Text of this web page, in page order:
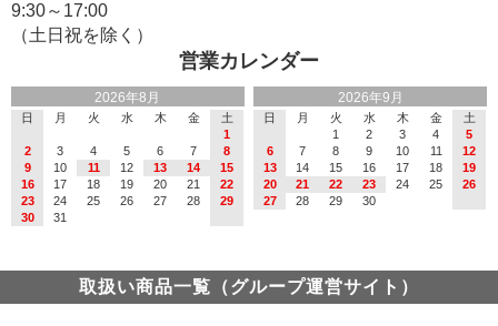
営業カレンダー
2026年8月
日 月 火 水 木 金
土
1
2
3 4 5 6 7
8
9
10 11 12 13 14
15
16
17 18 19 20 21
22
23
24 25 26 27 28
29
30
31
2026年9月
日 月 火 水 木 金
土
1
2 3 4
5
6
7 8 9 10 11
12
13
14 15 16 17 18
19
20
21 22 23 24 25
26
27
28 29 30
9:30～17:00
（土日祝を除く）
取扱い商品一覧（グループ運営サイト）